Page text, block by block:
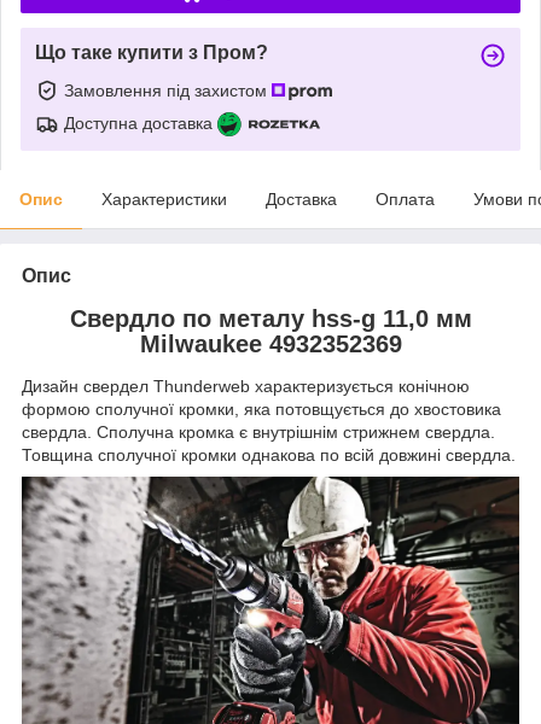
Що таке купити з Пром?
Замовлення під захистом
Доступна доставка
Опис Характеристики Доставка Оплата Умови
Опис
Свердло по металу hss-g 11,0 мм
Milwaukee 4932352369
Дизайн свердел Thunderweb характеризується конічною
формою сполучної кромки, яка потовщується до хвостовика
свердла. Сполучна кромка є внутрішнім стрижнем свердла.
Товщина сполучної кромки однакова по всій довжині свердла.